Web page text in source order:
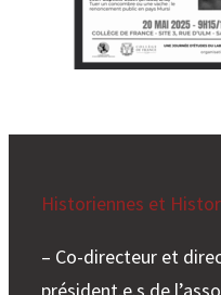
Historiennes et
– Co-directeur et
président.e.s de